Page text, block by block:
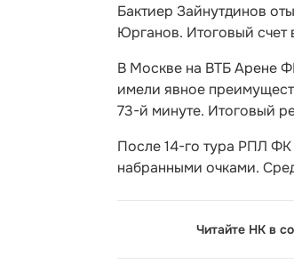
Бактиер Зайнутдинов
Юрганов. Итоговый счет
В Москве на ВТБ Арене
имели явное
73-й минуте. Итоговый
После 14-го тура РПЛ ФК
набранными очками.
Читайте НК в